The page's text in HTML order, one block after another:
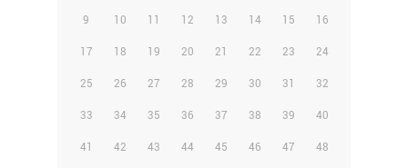
9 10 11 12 13 14 15 16
17 18 19 20 21 22 23 24
25 26 27 28 29 30 31 32
33 34 35 36 37 38 39 40
41 42 43 44 45 46 47 48